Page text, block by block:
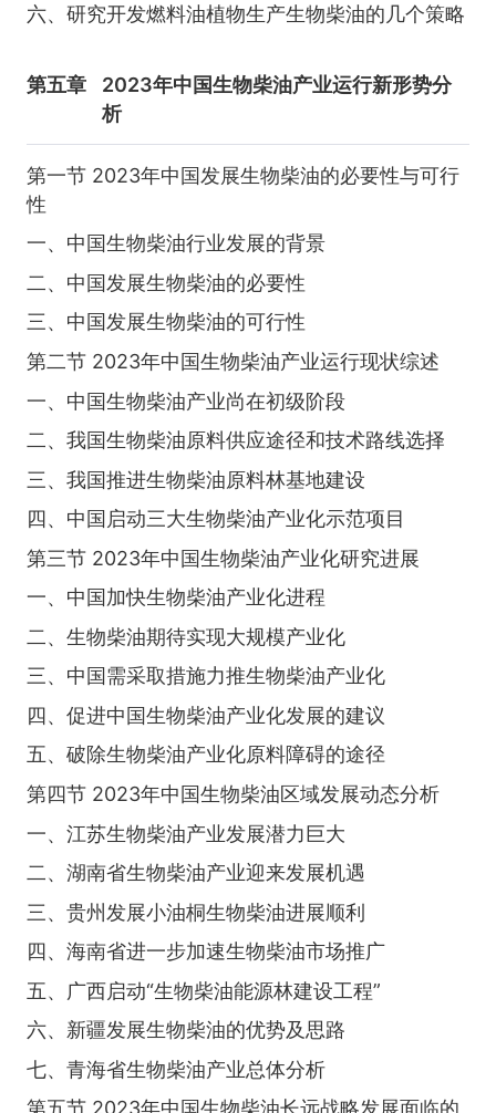
六、研究开发燃料油植物生产生物柴油的几个策略
第五章
2023年中国生物柴油产业运行新形势分
析
第一节 2023年中国发展生物柴油的必要性与可行
性
一、中国生物柴油行业发展的背景
二、中国发展生物柴油的必要性
三、中国发展生物柴油的可行性
第二节 2023年中国生物柴油产业运行现状综述
一、中国生物柴油产业尚在初级阶段
二、我国生物柴油原料供应途径和技术路线选择
三、我国推进生物柴油原料林基地建设
四、中国启动三大生物柴油产业化示范项目
第三节 2023年中国生物柴油产业化研究进展
一、中国加快生物柴油产业化进程
二、生物柴油期待实现大规模产业化
三、中国需采取措施力推生物柴油产业化
四、促进中国生物柴油产业化发展的建议
五、破除生物柴油产业化原料障碍的途径
第四节 2023年中国生物柴油区域发展动态分析
一、江苏生物柴油产业发展潜力巨大
二、湖南省生物柴油产业迎来发展机遇
三、贵州发展小油桐生物柴油进展顺利
四、海南省进一步加速生物柴油市场推广
五、广西启动“生物柴油能源林建设工程”
六、新疆发展生物柴油的优势及思路
七、青海省生物柴油产业总体分析